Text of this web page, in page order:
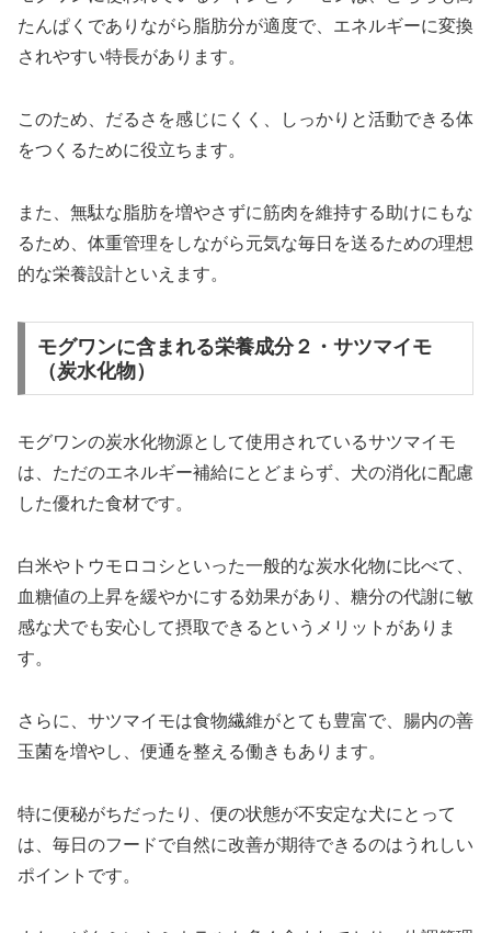
たんぱくでありながら脂肪分が適度で、エネルギーに変換
されやすい特長があります。
このため、だるさを感じにくく、しっかりと活動できる体
をつくるために役立ちます。
また、無駄な脂肪を増やさずに筋肉を維持する助けにもな
るため、体重管理をしながら元気な毎日を送るための理想
的な栄養設計といえます。
モグワンに含まれる栄養成分２・サツマイモ
（炭水化物）
モグワンの炭水化物源として使用されているサツマイモ
は、ただのエネルギー補給にとどまらず、犬の消化に配慮
した優れた食材です。
白米やトウモロコシといった一般的な炭水化物に比べて、
血糖値の上昇を緩やかにする効果があり、糖分の代謝に敏
感な犬でも安心して摂取できるというメリットがありま
す。
さらに、サツマイモは食物繊維がとても豊富で、腸内の善
玉菌を増やし、便通を整える働きもあります。
特に便秘がちだったり、便の状態が不安定な犬にとって
は、毎日のフードで自然に改善が期待できるのはうれしい
ポイントです。